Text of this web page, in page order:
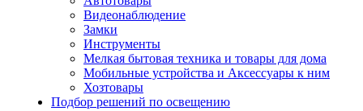
Видеонаблюдение
Замки
Инструменты
Мелкая бытовая техника и товары для дома
Мобильные устройства и Аксессуары к ним
Хозтовары
Подбор решений по освещению